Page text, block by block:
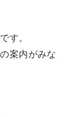
す。
案内がみな